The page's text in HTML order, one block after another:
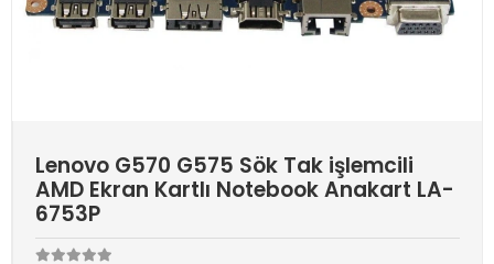
Lenovo G570 G575 Sök Tak işlemcili
AMD Ekran Kartlı Notebook Anakart LA-
6753P